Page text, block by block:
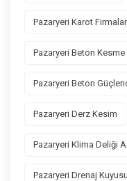
Pazaryeri Karot
Pazaryeri Beton Kesme
Pazaryeri Beton
Pazaryeri Derz Kesim
Pazaryeri Klima Deliği
Pazaryeri Drenaj